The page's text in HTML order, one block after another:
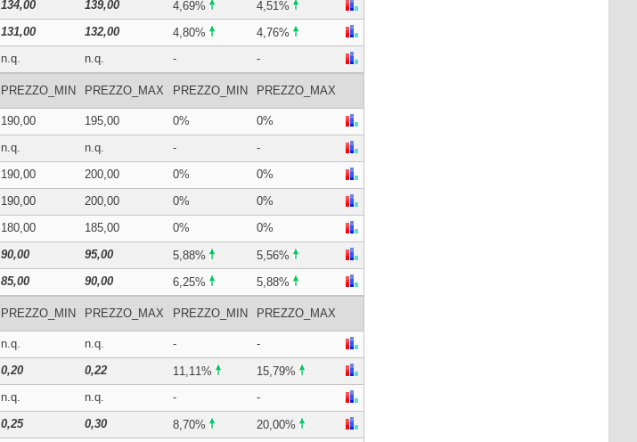
134,00 139,00 4,69%
4,51%
131,00 132,00 4,80%
4,76%
n.q. n.q. -
-
PREZZO_MIN PREZZO_MAX PREZZO_MIN PREZZO_MAX
190,00 195,00 0%
0%
n.q. n.q. -
-
190,00 200,00 0%
0%
190,00 200,00 0%
0%
180,00 185,00 0%
0%
90,00 95,00 5,88%
5,56%
85,00 90,00 6,25%
5,88%
PREZZO_MIN PREZZO_MAX PREZZO_MIN PREZZO_MAX
n.q. n.q. -
-
0,20 0,22 11,11%
15,79%
n.q. n.q. -
-
0,25 0,30 8,70%
20,00%